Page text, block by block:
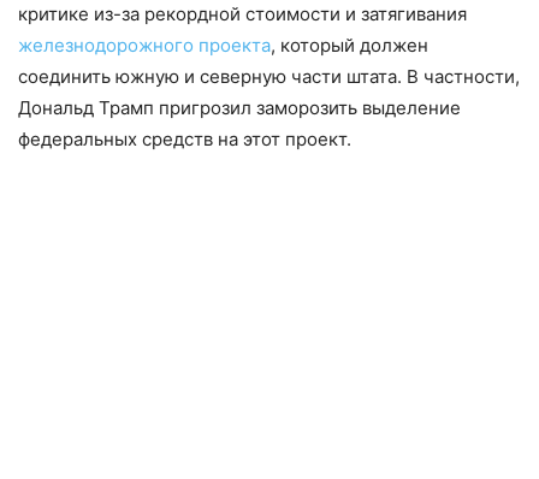
критике из-за рекордной стоимости и затягивания
железнодорожного проекта, который должен
соединить южную и северную части штата. В частности,
Дональд Трамп пригрозил заморозить выделение
федеральных средств на этот проект.